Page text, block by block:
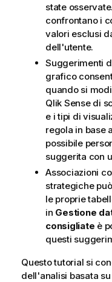
state
confrontano i
valori esclusi
dell'utente.
Suggerimenti
grafico
quando si
Qlik Sensedi
e i tipi di
regola in base
possibile
suggerita con
Associazioni
strategiche
le proprie
in Gestione
consigliate è
questi
Questo tutorial si
dell'analisi basata